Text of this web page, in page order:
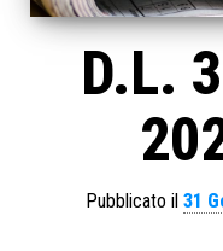
D.L.
Pubblicato il 31